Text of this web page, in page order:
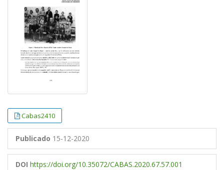
Cabas2410
Publicado 15-12-2020
DOI https://doi.org/10.35072/CABAS.2020.67.57.001